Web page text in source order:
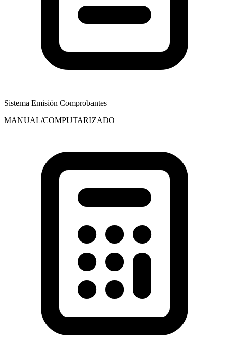
Sistema Emisión Comprobantes
MANUAL/COMPUTARIZADO